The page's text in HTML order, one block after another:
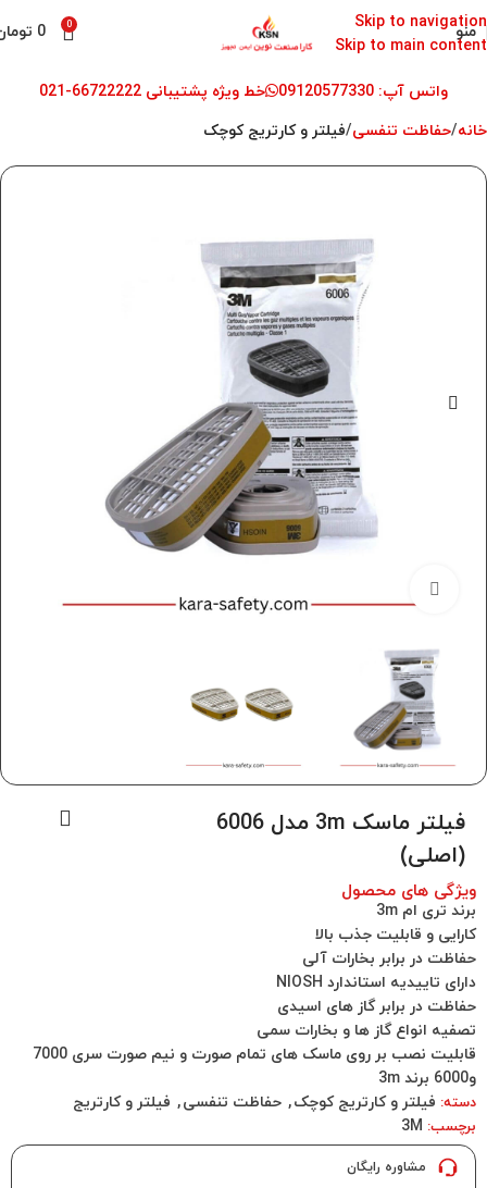
Skip to navigation
Skip to main content
منو 0
0
واتس آپ: 09120577330
خط ویژه پشتیبانی 66722222-021
خانه حفاظت تنفسی فیلتر و کارتریج کوچک
فیلتر ماسک 3m مدل 6006
(اصلی)
ویژگی های محصول
برند تری ام 3m
کارایی و قابلیت جذب بالا
حفاظت در برابر بخارات آلی
دارای تاییدیه استاندارد NIOSH
حفاظت در برابر گاز های اسیدی
تصفیه انواع گاز ها و بخارات سمی
قابلیت نصب بر روی ماسک های تمام صورت و نیم صورت سری 7000
و6000 برند 3m
دسته: فیلتر و کارتریج کوچک, حفاظت تنفسی, فیلتر و کارتریج
برچسب: 3M
مشاوره رایگان